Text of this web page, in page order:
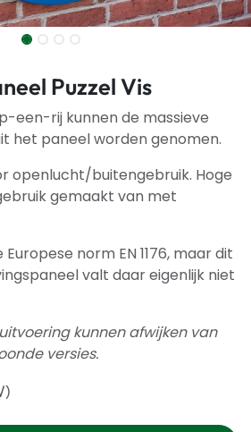
Puzzel Vis
een-rij kunnen de massieve
het paneel worden genomen.
openlucht/buitengebruik. Hoge
gemaakt van met
norm EN 1176, maar dit
valt daar eigenlijk niet
kunnen afwijken van
versies.